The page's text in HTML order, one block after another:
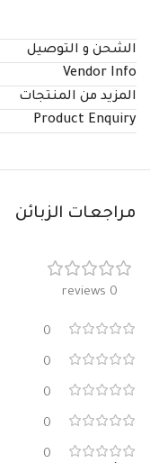
الشحن و التوصيل
Vendor Info
المزيد من المنتجات
Product Enquiry
مراجعات الزبائن
0 reviews
0
0
0
0
0